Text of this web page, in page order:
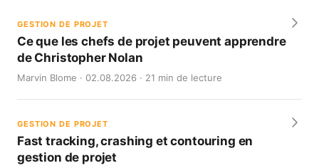
GESTION DE PROJET
Ce que les chefs de projet peuvent apprendre
de Christopher Nolan
Marvin Blome · 02.08.2026 · 21 min de lecture
GESTION DE PROJET
Fast tracking, crashing et contouring en
gestion de projet